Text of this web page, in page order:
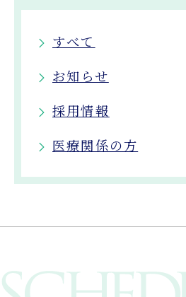
すべて
お知らせ
採用情報
医療関係の方